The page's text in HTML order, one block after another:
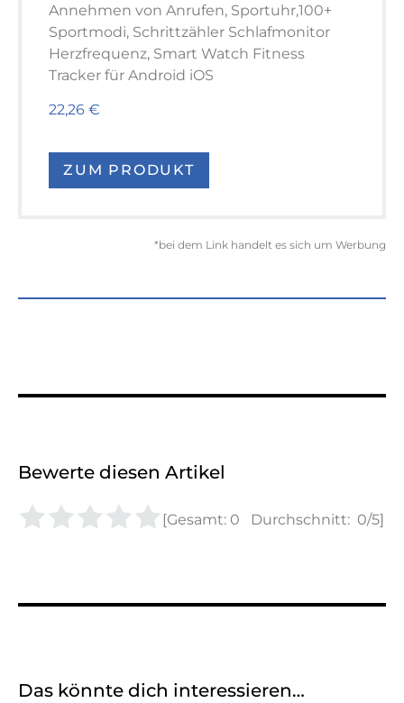
Annehmen von Anrufen, Sportuhr,100+
Sportmodi, Schrittzähler Schlafmonitor
Herzfrequenz, Smart Watch Fitness
Tracker für Android iOS
22,26 €
ZUM PRODUKT
*bei dem Link handelt es sich um Werbung
Bewerte diesen Artikel
[Gesamt: 0 Durchschnitt: 0/5]
Das könnte dich interessieren…